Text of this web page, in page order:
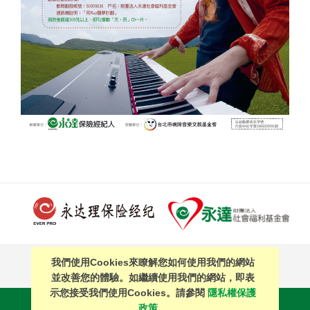
PAGE TOP
站內搜尋｜
我們使用Cookies來瞭解您如何使用我們的網站
並改善您的體驗。如繼續使用我們的網站，即表
示您接受我們使用Cookies。請參閱 隱私權保護